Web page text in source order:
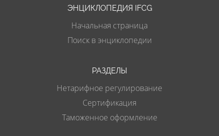
ЭНЦИКЛОПЕДИЯ IFCG
Начальная страница
Поиск в энциклопедии
РАЗДЕЛЫ
Нетарифное регулирование
Сертификация
Таможенное оформление